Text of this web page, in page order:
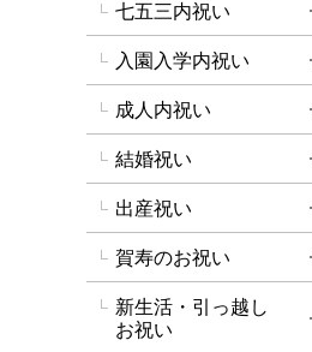
七五三内祝い
入園入学内祝い
成人内祝い
結婚祝い
出産祝い
賀寿のお祝い
新生活・引っ越し
お祝い